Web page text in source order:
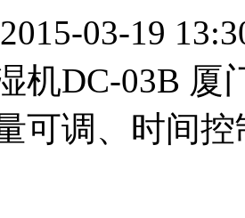
2015-03-19
机DC-03B 厦
可调、时间控